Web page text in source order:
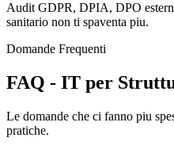
Audit GDPR, DPIA, DPO
sanitario non ti spaventa piu.
Domande Frequenti
FAQ - IT per
Le domande che ci fanno piu
pratiche.